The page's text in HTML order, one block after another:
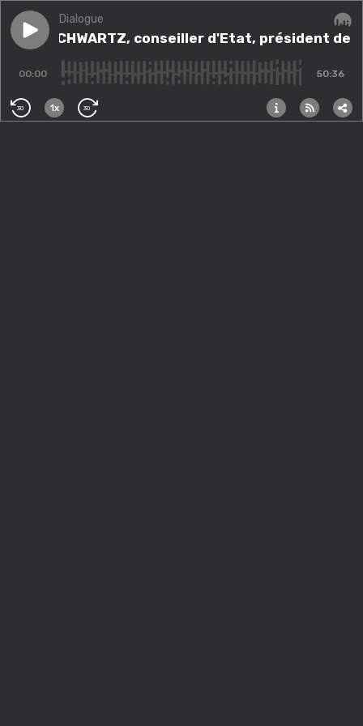
Play episodeRémy SCHWARTZ, conseiller d'Etat, président de
Dialogue
Rémy SCHWARTZ, conseiller d'Etat, président
00:00 50:36
30 1x 30